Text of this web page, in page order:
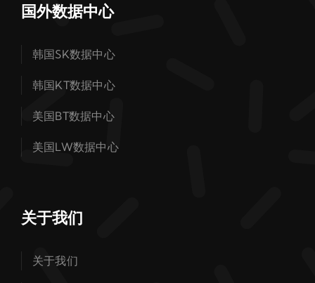
国外数据中心
韩国SK数据中心
韩国KT数据中心
美国BT数据中心
美国LW数据中心
关于我们
关于我们